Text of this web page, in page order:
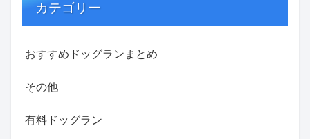
カテゴリー
おすすめドッグランまとめ
その他
有料ドッグラン